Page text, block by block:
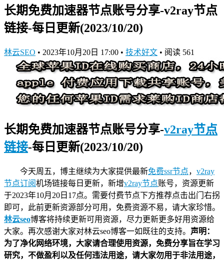
长期免费加速器节点账号分享-v2ray节点
链接-每日更新(2023/10/20)
林云SEO • 2023年10月20日 17:00 • 技术好文 • 阅读 561
长期免费加速器节点账号分享-v2ray节点
链接-每日更新(2023/10/20)
今天周五，博主继续为大家提供最新免费ssr节点， v2ray
节点订阅机场链接每日更新，新增v2ray节点账号，资源更新
于2023年10月20日17点。需要付费节点下方推荐点击出门右拐
即可，此前更新资源部分可用，免费资源不易，请大家珍惜。
林云seo博客将持续更新可用资源，尽力更新更多好用资源给
大家。再次感谢大家对林云seo博客一如既往的支持。 声明：
为了净化网络环境，大家请合理使用资源，免费分享旨在学习
研究，不做盈利以及任何违法用途，请大家勿用于非法用途，